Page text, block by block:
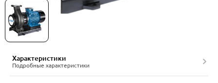
Характеристики
Подробные характеристики